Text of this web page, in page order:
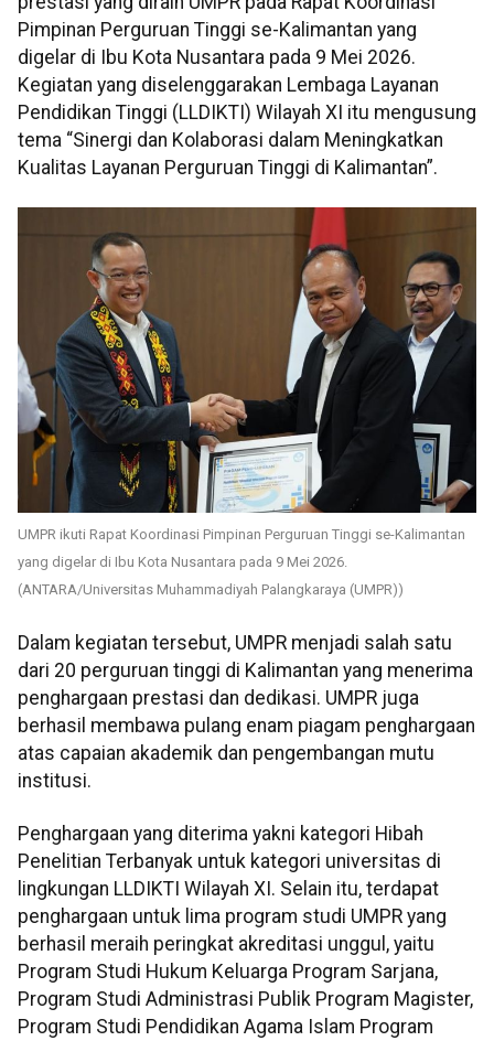
Pimpinan Perguruan Tinggi se-Kalimantan yang
digelar di Ibu Kota Nusantara pada 9 Mei 2026.
Kegiatan yang diselenggarakan Lembaga Layanan
Pendidikan Tinggi (LLDIKTI) Wilayah XI itu mengusung
tema “Sinergi dan Kolaborasi dalam Meningkatkan
Kualitas Layanan Perguruan Tinggi di Kalimantan”.
UMPR ikuti Rapat Koordinasi Pimpinan Perguruan Tinggi se-Kalimantan
yang digelar di Ibu Kota Nusantara pada 9 Mei 2026.
(ANTARA/Universitas Muhammadiyah Palangkaraya (UMPR))
Dalam kegiatan tersebut, UMPR menjadi salah satu
dari 20 perguruan tinggi di Kalimantan yang menerima
penghargaan prestasi dan dedikasi. UMPR juga
berhasil membawa pulang enam piagam penghargaan
atas capaian akademik dan pengembangan mutu
institusi.
Penghargaan yang diterima yakni kategori Hibah
Penelitian Terbanyak untuk kategori universitas di
lingkungan LLDIKTI Wilayah XI. Selain itu, terdapat
penghargaan untuk lima program studi UMPR yang
berhasil meraih peringkat akreditasi unggul, yaitu
Program Studi Hukum Keluarga Program Sarjana,
Program Studi Administrasi Publik Program Magister,
Program Studi Pendidikan Agama Islam Program